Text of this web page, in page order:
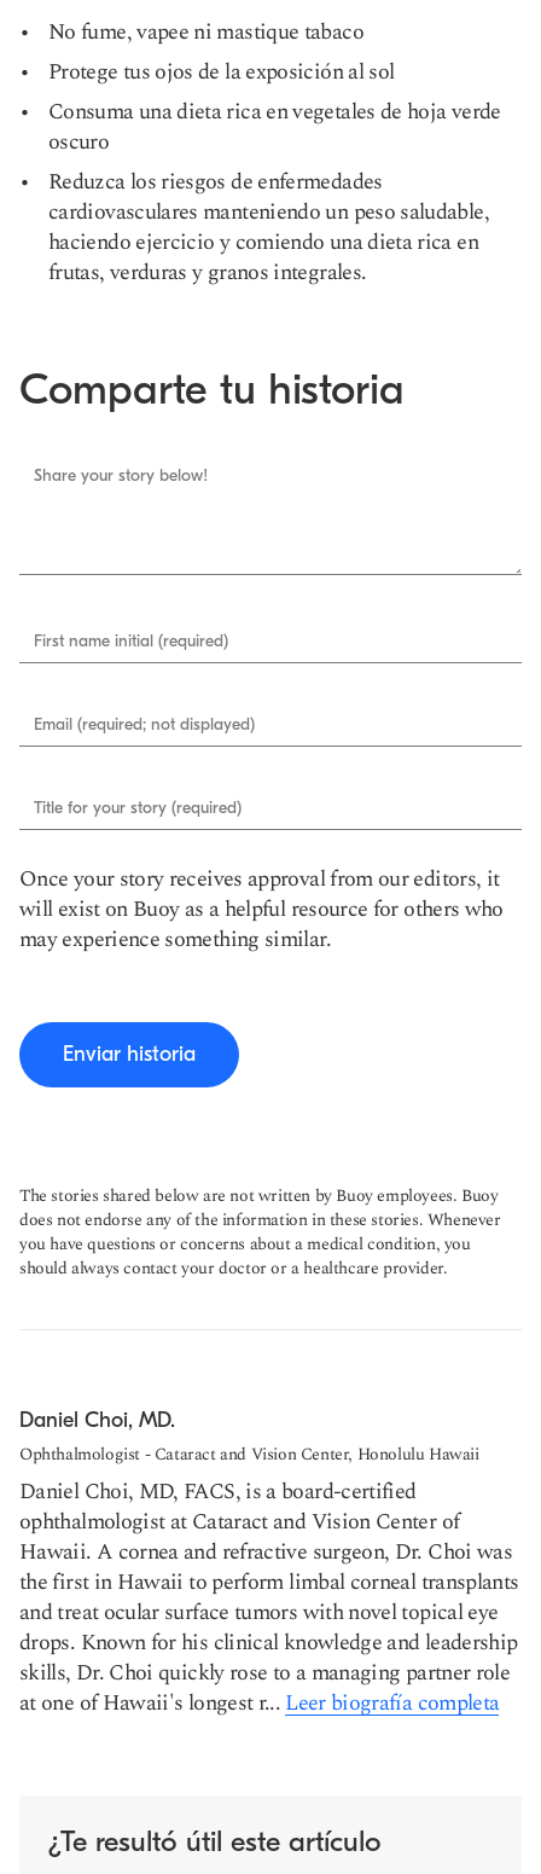
No fume, vapee ni mastique tabaco
Protege tus ojos de la exposición al sol
Consuma una dieta rica en vegetales de hoja verde
oscuro
Reduzca los riesgos de enfermedades
cardiovasculares manteniendo un peso saludable,
haciendo ejercicio y comiendo una dieta rica en
frutas, verduras y granos integrales.
Comparte tu historia
Share your story below!
First name initial (required)
Email (required; not displayed)
Title for your story (required)
Once your story receives approval from our editors, it
will exist on Buoy as a helpful resource for others who
may experience something similar.
Enviar historia
The stories shared below are not written by Buoy employees. Buoy
does not endorse any of the information in these stories. Whenever
you have questions or concerns about a medical condition, you
should always contact your doctor or a healthcare provider.
Daniel Choi, MD.
Ophthalmologist - Cataract and Vision Center, Honolulu Hawaii
Daniel Choi, MD, FACS, is a board-certified
ophthalmologist at Cataract and Vision Center of
Hawaii. A cornea and refractive surgeon, Dr. Choi was
the first in Hawaii to perform limbal corneal transplants
and treat ocular surface tumors with novel topical eye
drops. Known for his clinical knowledge and leadership
skills, Dr. Choi quickly rose to a managing partner role
at one of Hawaii's longest r...Leer biografía completa
¿Te resultó útil este artículo